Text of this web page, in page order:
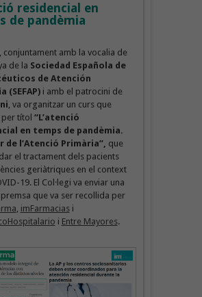
residencial en
de pandèmia
, conjuntament amb la vocalia de
de la Sociedad Española de
de Atención
(SEFAP)i amb el patrocini de
, va organitzar un curs que
títol “L’atenció
en temps de pandèmia.
de l’Atenció Primària”, que
el tractament dels pacients
geriàtriques en el context
19. El Col·legi va enviar una
que va ser recollida per
, imFarmaciasi
i Entre Mayores.